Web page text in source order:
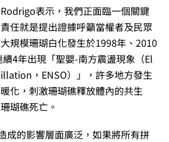
表示，我們正面臨一個關鍵
任就是提出證據呼籲當權者及民眾
規模珊瑚白化發生於1998年、2010
4年出現「聖嬰-南方震盪現象（El
，ENSO）」，許多地方發生
化，刺激珊瑚礁釋放體內的共生
瑚礁死亡。
成的影響層面廣泛，如果將所有拼